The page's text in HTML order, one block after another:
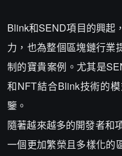
Blink和SEND項目的興起
力，也為整個區塊鏈行業
制的寶貴案例。尤其是
和NFT結合Blink技術的
鑒。
隨著越來越多的開發者和
一個更加繁榮且多樣化的